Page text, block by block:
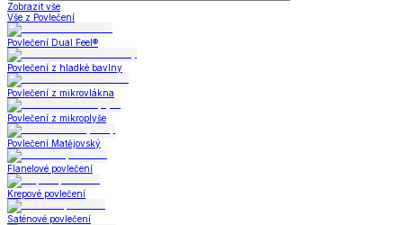
Zobrazit vše
Vše z Povlečení
Povlečení Dual Feel®
Povlečení z hladké bavlny
Povlečení z mikrovlákna
Povlečení z mikroplyše
Povlečení Matějovský
Flanelové povlečení
Krepové povlečení
Saténové povlečení